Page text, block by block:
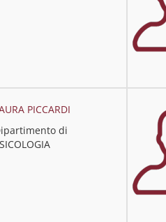
PICCARDI
di